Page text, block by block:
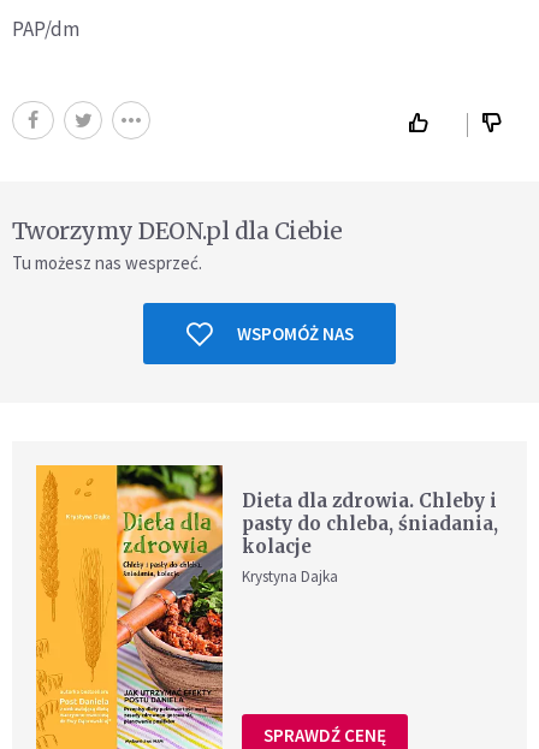
PAP/dm
Tworzymy DEON.pl dla Ciebie
Tu możesz nas wesprzeć.
WSPOMÓŻ NAS
Dieta dla zdrowia. Chleby i
pasty do chleba, śniadania,
kolacje
Krystyna Dajka
SPRAWDŹ CENĘ